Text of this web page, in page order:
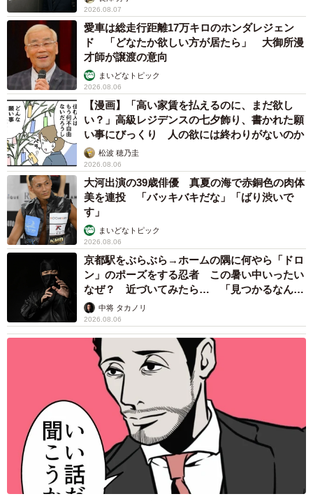
2026.08.07
愛車は総走行距離17万キロのホンダレジェン
ド 「どなたか欲しい方が居たら」 大御所漫
才師が譲渡の意向
まいどなトピック
2026.08.06
【漫画】「高い家賃を払えるのに、まだ欲し
い？」高級レジデンスの七夕飾り、書かれた願
い事にびっくり 人の欲には終わりがないのか
松波 穂乃圭
2026.08.06
大河出演の39歳俳優 真夏の海で赤銅色の肉体
美を連投 「バッキバキだな」「ばり渋いで
す」
まいどなトピック
2026.08.06
京都駅をぶらぶら→ホームの隅に何やら「ドロ
ン」のポーズをする忍者 この暑い中いったい
なぜ？ 近づいてみたら… 「見つかるなんて
未熟」中将 タカノリ
2026.08.06